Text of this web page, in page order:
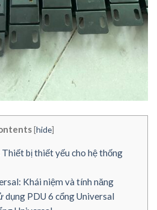
[hide]
bị thiết yếu cho hệ thống
Khái niệm và tính năng
dụng PDU 6 cổng Universal